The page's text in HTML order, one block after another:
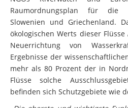
NGOs Riverwatch und
Raumordnungsplan für die
Slowenien und Griechenland.
ökologischen Werts dieser
Neuerrichtung von
Ergebnisse der
mehr als 80 Prozent der in
Flüsse solche
befinden sich Schutzgebiete wie